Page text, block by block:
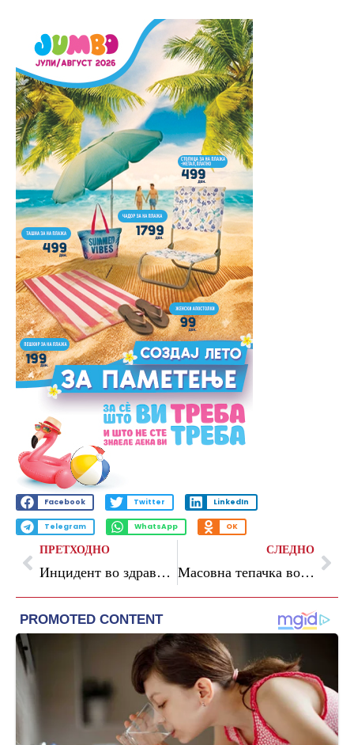
Facebook Twitter LinkedIn
Telegram WhatsApp OK
ПРЕТХОДНО
Инцидент во здравствена установа во Центар: Скопјанка пријавила дека била нападната од нејзина претпоставена
СЛЕДНО
Масовна тепачка во Шуто Оризари: Две лица тешко повредени, уапсени дури 11 скопјани